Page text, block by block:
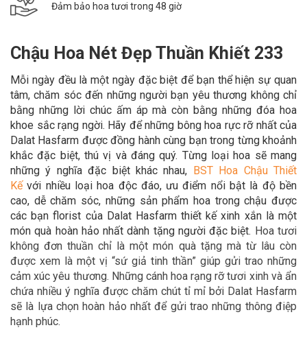
Đảm bảo hoa tươi trong 48 giờ
Chậu Hoa Nét Đẹp Thuần Khiết 233
Mỗi ngày đều là một ngày đặc biệt để bạn thể hiện sự quan
tâm, chăm sóc đến những người bạn yêu thương không chỉ
bằng những lời chúc ấm áp mà còn bằng những đóa hoa
khoe sắc rạng ngời. Hãy đểnhững bông hoa rực rỡ nhất của
Dalat Hasfarm được đồng hành cùng bạn trong từng khoảnh
khắc đặc biệt, thú vị và đáng quý. Từng loại hoa sẽ mang
những ý nghĩa đặc biệt khác nhau, BST Hoa Chậu Thiết
Kếvới nhiều loại hoa độc đáo,ưu điểm nổi bật là độ bền
cao, dễ chăm sóc, những sản phẩm hoa trong chậu được
các bạn florist của Dalat Hasfarm thiết kế xinh xắn là một
món quà hoàn hảo nhất dành tặng người đặc biệt. Hoa tươi
không đơn thuần chỉ là một món quà tặng mà từ lâu còn
được xem là một vị “sứ giả tinh thần” giúp gửi trao những
cảm xúc yêu thương. Những cánh hoa rạng rỡ tươi xinh và ẩn
chứa nhiều ý nghĩa được chăm chút tỉ mỉ bởi Dalat Hasfarm
sẽ là lựa chọn hoàn hảo nhất để gửi trao những thông điệp
hạnh phúc.